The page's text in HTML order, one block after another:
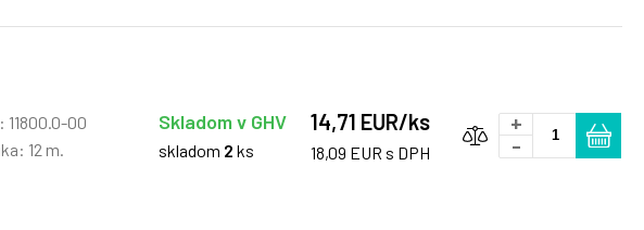
11800.0-00
12 m.
Skladom v GHV
skladom 2 ks
14,71 EUR/ks
18,09 EUR s DPH
+
-